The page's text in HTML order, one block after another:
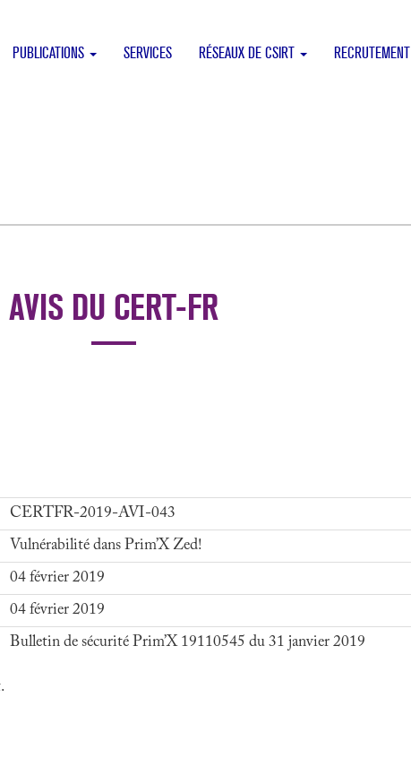
PUBLICATIONS SERVICES RÉSEAUX DE CSIRT RECRUTEMENT
AVIS DU CERT-FR
CERTFR-2019-AVI-043
Vulnérabilité dans Prim’X Zed!
04 février 2019
04 février 2019
Bulletin de sécurité Prim’X 19110545 du 31 janvier 2019